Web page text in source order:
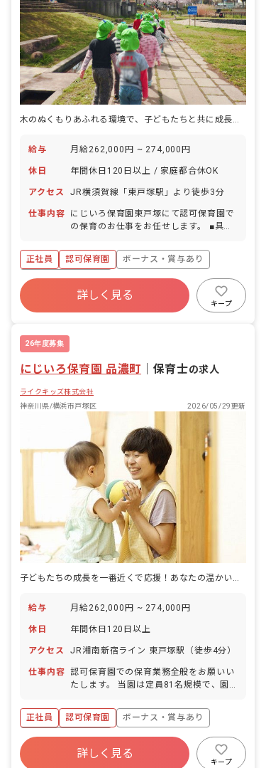
木のぬくもりあふれる環境で、子どもたちと共に成長しませんか？
給与 月給262,000円 ~ 274,000円
休日 年間休日120日以上 / 家庭都合休OK
アクセス JR横須賀線「東戸塚駅」より徒歩3分
仕事内容
にじいろ保育園東戸塚にて認可保育園で
の保育のお仕事をお任せします。 ■具体
仕事をお任せいたします。”暖かい空間
「いえ」が人を育てる”を合言葉に、主
体性をはぐくむコーナー保育などを取り
入れた、こどもたち一人ひとりに寄り添
う保育を行っています。風通しの良い職
正社員 認可保育園
ボーナス・賞与あり
年間休日120日以上
寮・住宅・家賃補助あり
社会保険完備
残業少なめ
詳しく見る
キープ
26年度募集
にじいろ保育園 品濃町 保育士の求人
ライクキッズ株式会社
神奈川県/横浜市戸塚区
2026/05/29更新
子どもたちの成長を一番近くで応援！あなたの温かい心が輝く場所がここにあります。
給与 月給262,000円 ~ 274,000円
休日 年間休日120日以上
アクセス JR湘南新宿ライン 東戸塚駅（徒歩4分）
仕事内容 認可保育園での保育業務全般をお願いい
たします。 当園は定員81名規模で、園
・木のぬくもり溢れる園舎と「自然共
育」が魅力です。 ・「あたたかい空間
「いえ」が人を育てる」を合言葉に、主
体性を育む「コーナー保育」などを取り
入れ、子どもたち一人ひとりに寄り添う
正社員 認可保育園
ボーナス・賞与あり
年間休日120日以上
寮・住宅・家賃補助あり
社会保険完備
詳しく見る
キープ